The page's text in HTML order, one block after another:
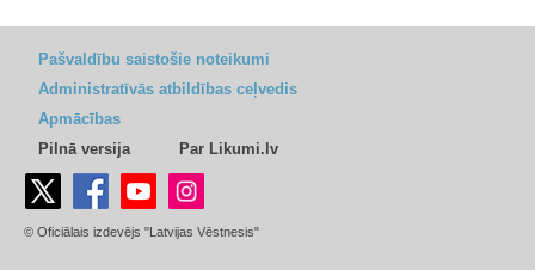
Pašvaldību saistošie noteikumi
Administratīvās atbildības ceļvedis
Apmācības
Pilnā versija
Par Likumi.lv
© Oficiālais izdevējs "Latvijas Vēstnesis"